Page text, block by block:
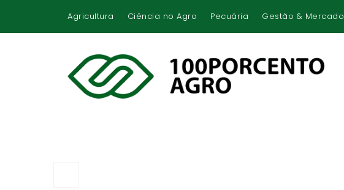
Agricultura Ciência no Agro Pecuária Gestão & Mercado